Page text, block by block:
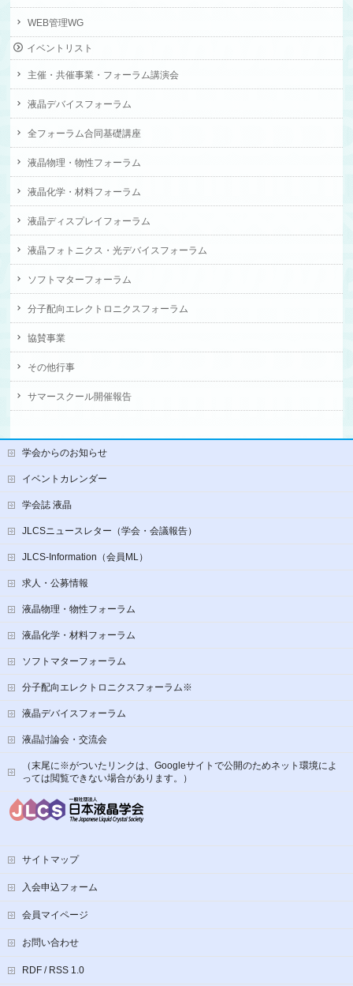
WEB管理WG
イベントリスト
主催・共催事業・フォーラム講演会
液晶デバイスフォーラム
全フォーラム合同基礎講座
液晶物理・物性フォーラム
液晶化学・材料フォーラム
液晶ディスプレイフォーラム
液晶フォトニクス・光デバイスフォーラム
ソフトマターフォーラム
分子配向エレクトロニクスフォーラム
協賛事業
その他行事
サマースクール開催報告
学会からのお知らせ
イベントカレンダー
学会誌 液晶
JLCSニュースレター（学会・会議報告）
JLCS-Information（会員ML）
求人・公募情報
液晶物理・物性フォーラム
液晶化学・材料フォーラム
ソフトマターフォーラム
分子配向エレクトロニクスフォーラム※
液晶デバイスフォーラム
液晶討論会・交流会
（末尾に※がついたリンクは、Googleサイトで公開のためネット環境によ
っては閲覧できない場合があります。）
サイトマップ
入会申込フォーム
会員マイページ
お問い合わせ
RDF / RSS 1.0